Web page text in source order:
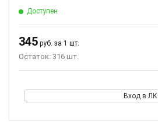
Доступен
345 руб. за 1 шт.
Остаток: 316 шт.
Вход в ЛК